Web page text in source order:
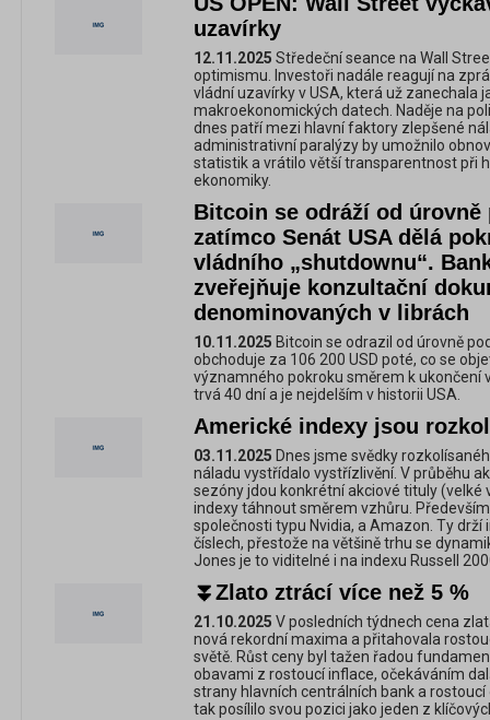
uzavírky
12.11.2025 Středeční seance na Wall
optimismu. Investoři nadále reagují na
vládní uzavírky v USA, která už zanechala
makroekonomických datech. Naděje na
dnes patří mezi hlavní faktory zlepšené
administrativní paralýzy by umožnilo
statistik a vrátilo větší transparentnost při
ekonomiky.
Bitcoin se odráží od úrovně
zatímco Senát USA dělá
vládního „shutdownu“.
zveřejňuje konzultační
denominovaných v librách
10.11.2025 Bitcoin se odrazil od úrovně
obchoduje za 106 200 USD poté, co se
významného pokroku směrem k ukončení
trvá 40 dní a je nejdelším v historii USA.
Americké indexy jsou
03.11.2025 Dnes jsme svědky
náladu vystřídalo vystřízlivění. V průběhu
sezóny jdou konkrétní akciové tituly (velké
indexy táhnout směrem vzhůru.
společnosti typu Nvidia, a Amazon. Ty drží
číslech, přestože na většině trhu se
Jones je to viditelné i na indexu Russell
⏬Zlato ztrácí více než 5 %
21.10.2025 V posledních týdnech cena
nová rekordní maxima a přitahovala
světě. Růst ceny byl tažen řadou
obavami z rostoucí inflace, očekáváním
strany hlavních centrálních bank a
tak posílilo svou pozici jako jeden z